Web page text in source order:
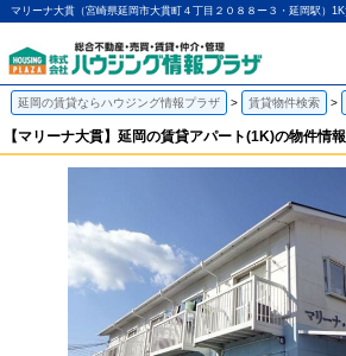
延岡の賃貸ならハウジング情報プラザ 賃貸物件検索
【マリーナ大貫】延岡の賃貸アパート(1K)の物件情報